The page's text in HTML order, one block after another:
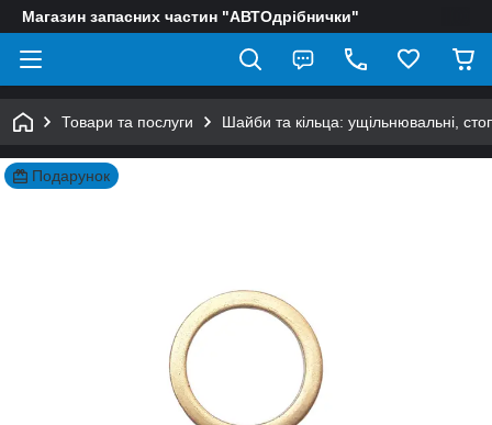
Магазин запасних частин "АВТОдрібнички"
Товари та послуги Шайби та кільца: ущільнювальні,
Подарунок